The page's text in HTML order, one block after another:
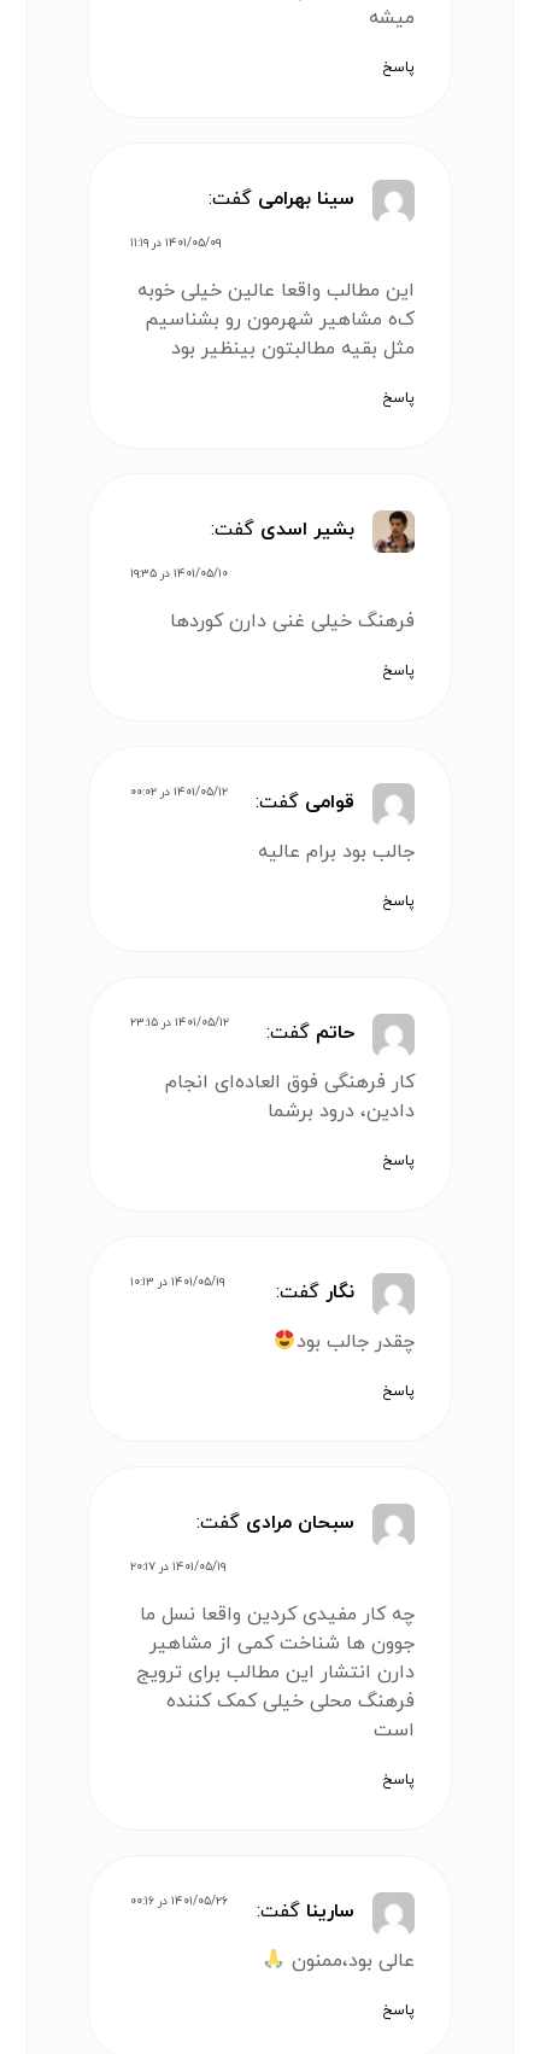
میشه
پاسخ
سینا بهرامی گفت:
۱۴۰۱/۰۵/۰۹ در ۱۱:۱۹
این مطالب واقعا عالین خیلی خوبه
ک‌ه مشاهیر شهرمون رو بشناسیم
مثل بقیه مطالبتون بینظیر بود
پاسخ
بشیر اسدی گفت:
۱۴۰۱/۰۵/۱۰ در ۱۹:۳۵
فرهنگ خیلی غنی دارن کوردها
پاسخ
قوامی گفت: ۱۴۰۱/۰۵/۱۲ در ۰۰:۰۲
جالب بود برام عالیه
پاسخ
حاتم گفت: ۱۴۰۱/۰۵/۱۲ در ۲۳:۱۵
کار فرهنگی فوق العاده‌ای انجام
دادین، درود برشما
پاسخ
نگار گفت: ۱۴۰۱/۰۵/۱۹ در ۱۰:۱۳
چقدر جالب بود
پاسخ
سبحان مرادی گفت:
۱۴۰۱/۰۵/۱۹ در ۲۰:۱۷
چه کار مفیدی کردین واقعا نسل ما
جوون ها شناخت کمی از مشاهیر
دارن انتشار این مطالب برای ترویج
فرهنگ محلی خیلی کمک کننده
است
پاسخ
سارینا گفت: ۱۴۰۱/۰۵/۲۶ در ۰۰:۱۶
عالی بود،ممنون
پاسخ